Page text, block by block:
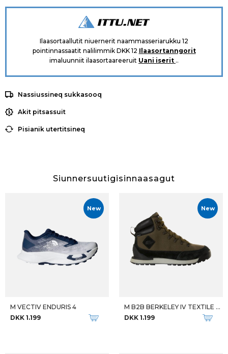
Ilaasortaallutit niuernerit naammasseriarukku 12
pointinnassaatit nalilimmik DKK 12 Ilaasortanngorit
imaluunniit ilaasortaareeruit Uani iserit ..
Nassiussineq sukkasooq
Akit pitsassuit
Pisianik utertitsineq
Siunnersuutigisinnaasagut
New
M VECTIV ENDURIS 4
DKK 1.199
New
M B2B BERKELEY IV TEXTILE WP
DKK 1.199